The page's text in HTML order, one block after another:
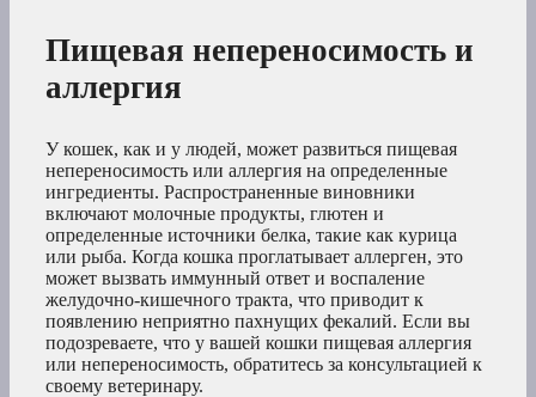
Пищевая непереносимость и
аллергия
У кошек, как и у людей, может развиться пищевая
непереносимость или аллергия на определенные
ингредиенты. Распространенные виновники
включают молочные продукты, глютен и
определенные источники белка, такие как курица
или рыба. Когда кошка проглатывает аллерген, это
может вызвать иммунный ответ и воспаление
желудочно-кишечного тракта, что приводит к
появлению неприятно пахнущих фекалий. Если вы
подозреваете, что у вашей кошки пищевая аллергия
или непереносимость, обратитесь за консультацией к
своему ветеринару.